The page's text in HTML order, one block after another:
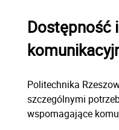
Dostępność
Politechnika
szczególnymi
wspomagające